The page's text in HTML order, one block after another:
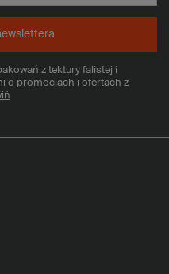
z tektury falistej i
o promocjach i ofertach z